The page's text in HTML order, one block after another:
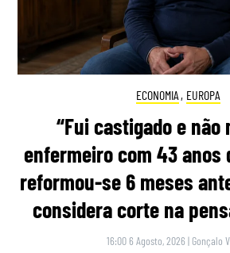
ECONOMIA , EUROPA
“Fui castigado e não
enfermeiro com 43 anos
reformou-se 6 meses
considera corte na
16:00 6 Agosto, 2026 | Gonçalo